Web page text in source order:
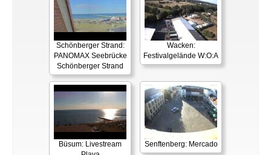
Schönberger Strand:
PANOMAX Seebrücke
Schönberger Strand
Wacken:
Festivalgelände W:O:A
Büsum: Livestream
Senftenberg: Mercado